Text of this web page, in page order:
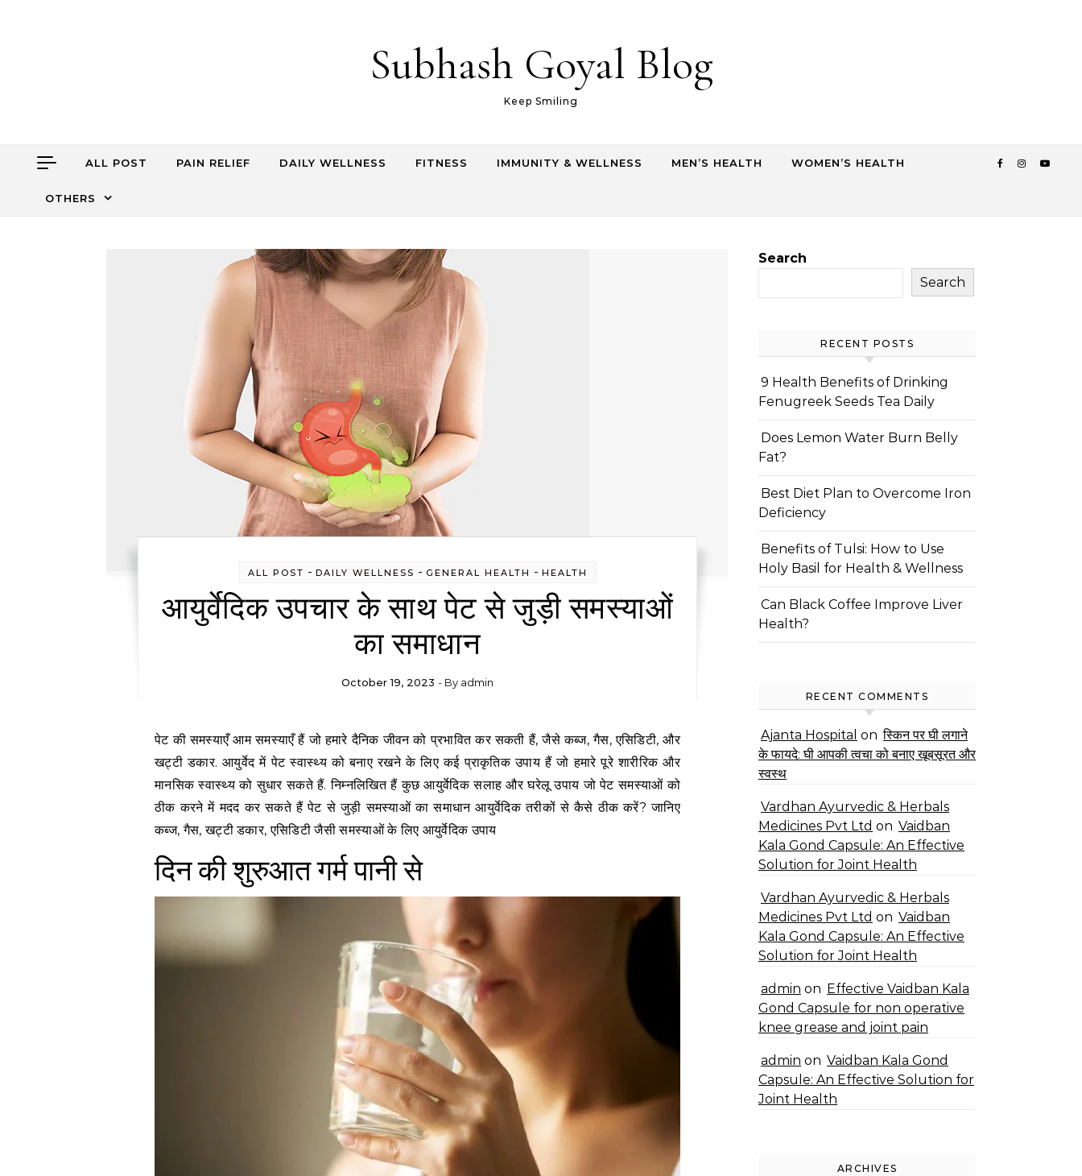
Subhash Goyal Blog
Keep Smiling
ALL POST PAIN RELIEF DAILY WELLNESS FITNESS IMMUNITY & WELLNESS MEN’S HEALTH WOMEN’S HEALTH
OTHERS
ALL POST - DAILY WELLNESS - GENERAL HEALTH - HEALTH
आयुर्वेदिक उपचार के साथ पेट से जुड़ी समस्याओं
का समाधान
October 19, 2023 - By admin
पेट की समस्याएँ आम समस्याएँ हैं जो हमारे दैनिक जीवन को प्रभावित कर सकती हैं, जैसे कब्ज, गैस, एसिडिटी, और
खट्टी डकार. आयुर्वेद में पेट स्वास्थ्य को बनाए रखने के लिए कई प्राकृतिक उपाय हैं जो हमारे पूरे शारीरिक और
मानसिक स्वास्थ्य को सुधार सकते हैं. निम्नलिखित हैं कुछ आयुर्वेदिक सलाह और घरेलू उपाय जो पेट समस्याओं को
ठीक करने में मदद कर सकते हैं पेट से जुड़ी समस्याओं का समाधान आयुर्वेदिक तरीकों से कैसे ठीक करें? जानिए
कब्ज, गैस, खट्टी डकार, एसिडिटी जैसी समस्याओं के लिए आयुर्वेदिक उपाय
दिन की शुरुआत गर्म पानी से
Search
Search
RECENT POSTS
9 Health Benefits of Drinking
Fenugreek Seeds Tea Daily
Does Lemon Water Burn Belly
Fat?
Best Diet Plan to Overcome Iron
Deficiency
Benefits of Tulsi: How to Use
Holy Basil for Health & Wellness
Can Black Coffee Improve Liver
Health?
RECENT COMMENTS
Ajanta Hospital on स्किन पर घी लगाने
के फायदे: घी आपकी त्वचा को बनाए खूबसूरत और
स्वस्थ
Vardhan Ayurvedic & Herbals
Medicines Pvt Ltd on Vaidban
Kala Gond Capsule: An Effective
Solution for Joint Health
Vardhan Ayurvedic & Herbals
Medicines Pvt Ltd on Vaidban
Kala Gond Capsule: An Effective
Solution for Joint Health
admin on Effective Vaidban Kala
Gond Capsule for non operative
knee grease and joint pain
admin on Vaidban Kala Gond
Capsule: An Effective Solution for
Joint Health
ARCHIVES